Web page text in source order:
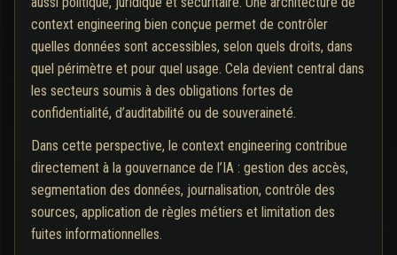
context engineering bien conçue permet de contrôler
quelles données sont accessibles, selon quels droits, dans
quel périmètre et pour quel usage. Cela devient central dans
les secteurs soumis à des obligations fortes de
confidentialité, d’auditabilité ou de souveraineté.
Dans cette perspective, le context engineering contribue
directement à la gouvernance de l’IA : gestion des accès,
segmentation des données, journalisation, contrôle des
sources, application de règles métiers et limitation des
fuites informationnelles.